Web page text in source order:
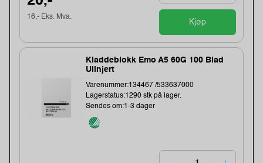
16,- Eks. Mva.
Kjøp
Kladdeblokk Emo A5 60G 100 Blad
Ulinjert
Varenummer:134467 /533637000
Lagerstatus:1290 stk på lager.
Sendes om:1-3 dager